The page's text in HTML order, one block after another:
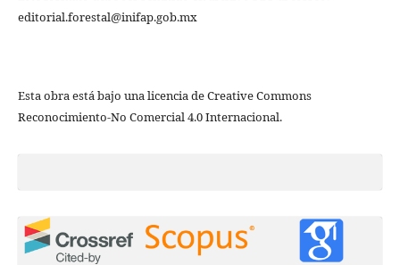
editorial.forestal@inifap.gob.mx
Esta obra está bajo una licencia de Creative Commons
Reconocimiento-No Comercial 4.0 Internacional.